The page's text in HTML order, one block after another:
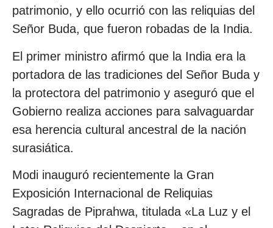
patrimonio, y ello ocurrió con las reliquias del
Señor Buda, que fueron robadas de la India.
El primer ministro afirmó que la India era la
portadora de las tradiciones del Señor Buda y
la protectora del patrimonio y aseguró que el
Gobierno realiza acciones para salvaguardar
esa herencia cultural ancestral de la nación
surasiática.
Modi inauguró recientemente la Gran
Exposición Internacional de Reliquias
Sagradas de Piprahwa, titulada «La Luz y el